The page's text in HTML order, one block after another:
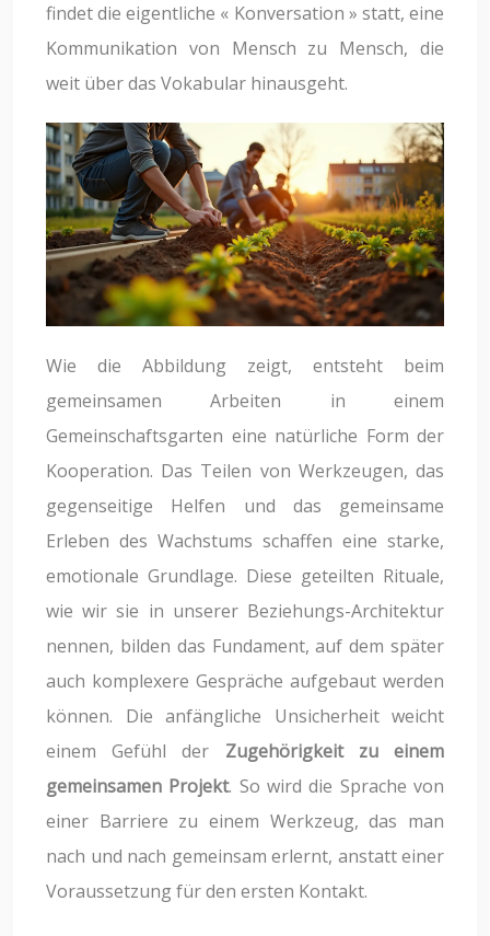
findet die eigentliche « Konversation » statt, eine
Kommunikation von Mensch zu Mensch, die
weit über das Vokabular hinausgeht.
Wie die Abbildung zeigt, entsteht beim
gemeinsamen Arbeiten in einem
Gemeinschaftsgarten eine natürliche Form der
Kooperation. Das Teilen von Werkzeugen, das
gegenseitige Helfen und das gemeinsame
Erleben des Wachstums schaffen eine starke,
emotionale Grundlage. Diese geteilten Rituale,
wie wir sie in unserer Beziehungs-Architektur
nennen, bilden das Fundament, auf dem später
auch komplexere Gespräche aufgebaut werden
können. Die anfängliche Unsicherheit weicht
einem Gefühl der Zugehörigkeit zu einem
gemeinsamen Projekt. So wird die Sprache von
einer Barriere zu einem Werkzeug, das man
nach und nach gemeinsam erlernt, anstatt einer
Voraussetzung für den ersten Kontakt.